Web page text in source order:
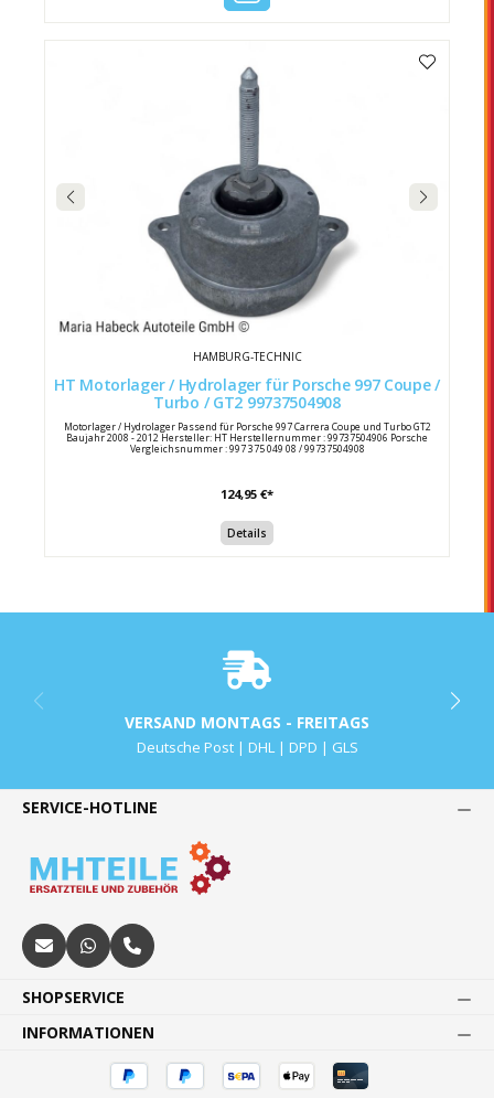
HAMBURG-TECHNIC
HT Motorlager / Hydrolager für Porsche 997 Coupe /
Turbo / GT2 99737504908
Motorlager / Hydrolager Passend für Porsche 997 Carrera Coupe und Turbo GT2
Baujahr 2008 - 2012 Hersteller: HT Herstellernummer : 99737504906 Porsche
Vergleichsnummer : 997 375 049 08 / 99737504908
124,95 €*
Details
VERSAND MONTAGS - FREITAGS
Deutsche Post | DHL | DPD | GLS
SERVICE-HOTLINE
SHOPSERVICE
INFORMATIONEN